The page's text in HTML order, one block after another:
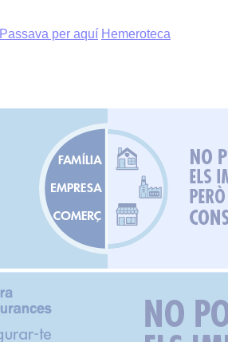
Passava per aquí Hemeroteca